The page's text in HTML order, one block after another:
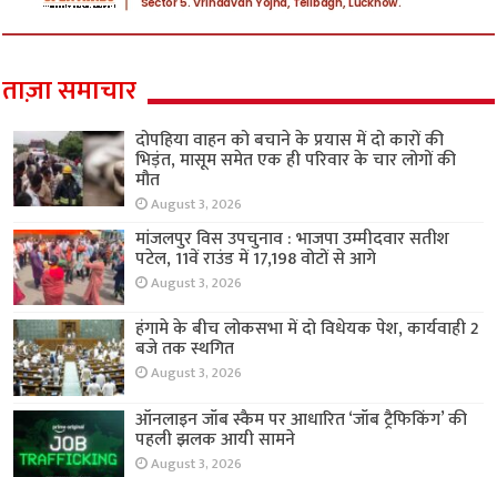
ताज़ा समाचार
दोपहिया वाहन को बचाने के प्रयास में दो कारों की
भिड़ंत, मासूम समेत एक ही परिवार के चार लोगों की
मौत
August 3, 2026
मांजलपुर विस उपचुनाव : भाजपा उम्मीदवार सतीश
पटेल, 11वें राउंड में 17,198 वोटों से आगे
August 3, 2026
हंगामे के बीच लोकसभा में दो विधेयक पेश, कार्यवाही 2
बजे तक स्थगित
August 3, 2026
ऑनलाइन जॉब स्कैम पर आधारित ‘जॉब ट्रैफिकिंग’ की
पहली झलक आयी सामने
August 3, 2026